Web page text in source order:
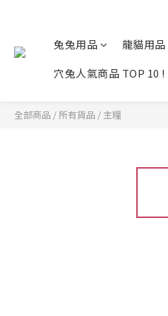
兔兔用品 龍貓用品
穴兔人氣商品 TOP 10 !
全部商品 / 所有貨品 / 主糧